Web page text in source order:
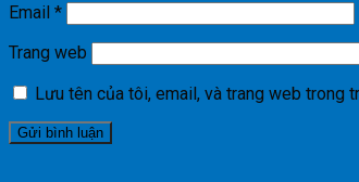
Email *
Trang web
Lưu tên của tôi, email, và trang web trong